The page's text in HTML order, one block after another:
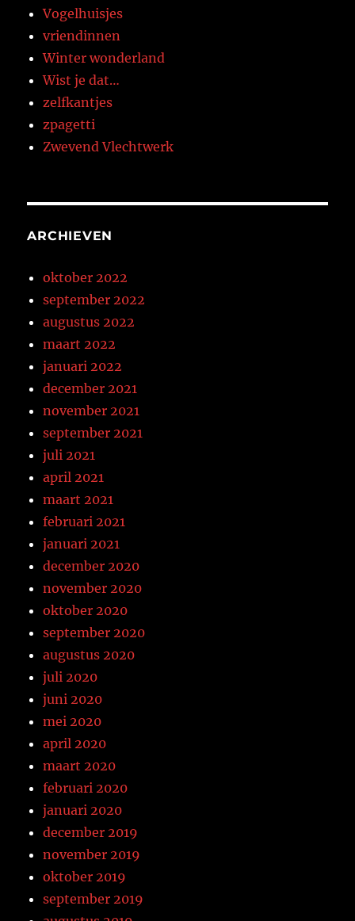
Vogelhuisjes
vriendinnen
Winter wonderland
Wist je dat…
zelfkantjes
zpagetti
Zwevend Vlechtwerk
ARCHIEVEN
oktober 2022
september 2022
augustus 2022
maart 2022
januari 2022
december 2021
november 2021
september 2021
juli 2021
april 2021
maart 2021
februari 2021
januari 2021
december 2020
november 2020
oktober 2020
september 2020
augustus 2020
juli 2020
juni 2020
mei 2020
april 2020
maart 2020
februari 2020
januari 2020
december 2019
november 2019
oktober 2019
september 2019